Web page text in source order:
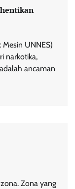
Mesin UNNES)
narkotika,
ancaman
Zona yang